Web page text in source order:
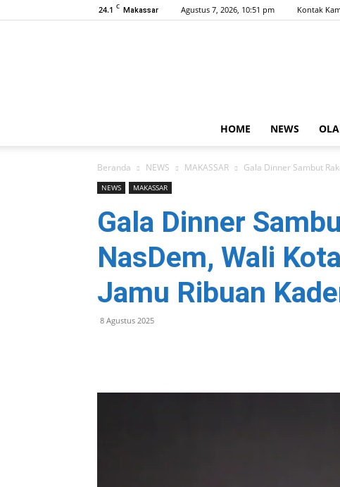
24.1 C Makassar Agustus 7, 2026, 10:51 pm Kontak
HOME NEWS
Beranda NEWS MAKASSAR Gala Dinner Sambut
NEWS MAKASSAR
Gala Dinner
NasDem, Wali
Jamu Ribuan
8 Agustus 2025